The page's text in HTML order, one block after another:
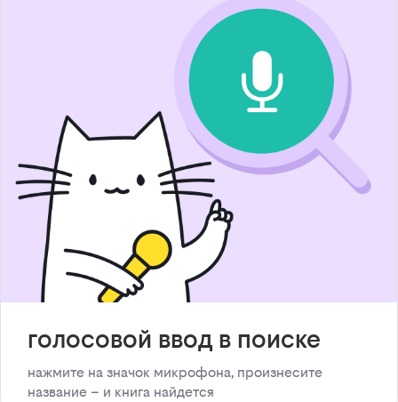
голосовой ввод в поиске
нажмите на значок микрофона, произнесите
название – и книга найдется